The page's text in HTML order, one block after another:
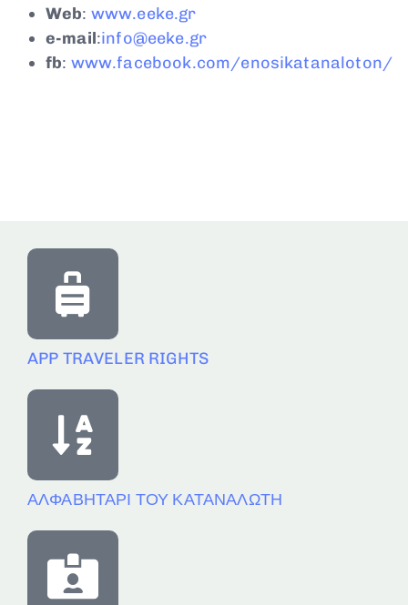
Web: www.eeke.gr
e-mail:info@eeke.gr
fb: www.facebook.com/enosikatanaloton/
APP TRAVELER RIGHTS
ΑΛΦΑΒΗΤΑΡΙ ΤΟΥ ΚΑΤΑΝΑΛΩΤΗ